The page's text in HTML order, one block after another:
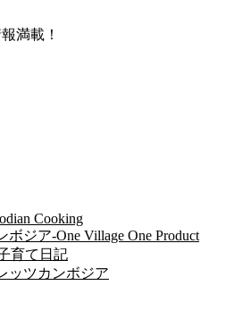
満載！
Cooking
ジア-One Village One Product
育て日記
ッツカンボジア